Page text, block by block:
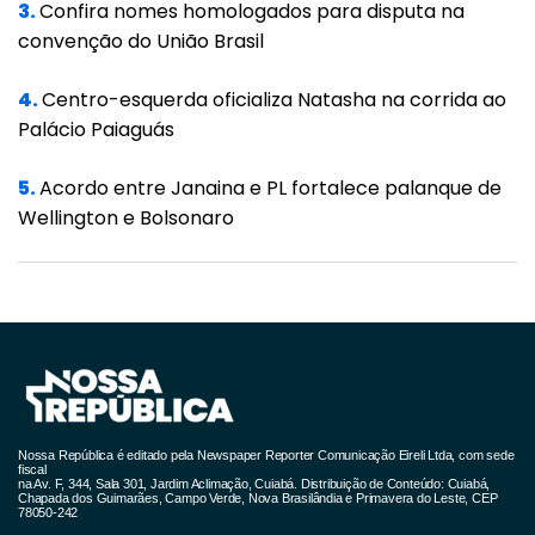
Dados de um relatório publicado pela
(National AIDS Trust, em inglês), escancaram
tratamento de HIV entre imigrantes no Reino
Unido (que inclui Inglaterra, Escócia, País de
Gales e Irlanda do Norte). O documento
hostilidade contra imigrantes irregulares, falta
de informação sobre o serviço de saúde e
Outro exemplo da inequidade relacionada à
3.Confira nomes homologados para disputa na
convenção do União Brasil
4.Centro-esquerda oficializa Natasha na corrida ao
Palácio Paiaguás
5.Acordo entre Janaina e PL fortalece palanque de
Wellington e Bolsonaro
Nossa República é editado pela Newspaper Reporter Comunicação Eireli Ltda, com sede
fiscal
na Av. F, 344, Sala 301, Jardim Aclimação, Cuiabá. Distribuição de Conteúdo: Cuiabá,
Chapada dos Guimarães, Campo Verde, Nova Brasilândia e Primavera do Leste, CEP
78050-242